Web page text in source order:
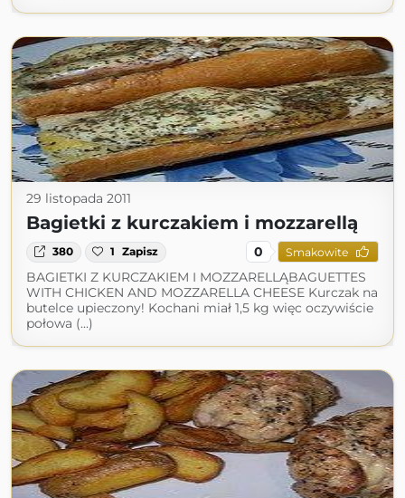
29 listopada 2011
Bagietki z kurczakiem i mozzarellą
380 1 Zapisz 0 Smakowite
BAGIETKI Z KURCZAKIEM I MOZZARELLĄBAGUETTES
WITH CHICKEN AND MOZZARELLA CHEESE Kurczak na
butelce upieczony! Kochani miał 1,5 kg więc oczywiście
połowa (...)